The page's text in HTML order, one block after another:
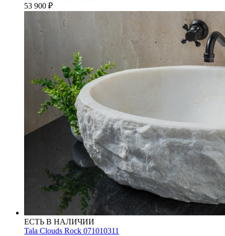
53 900 ₽
ЕСТЬ В НАЛИЧИИ
Tala Clouds Rock 071010311